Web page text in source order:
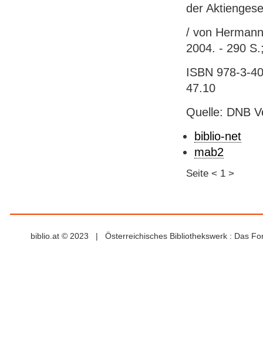
der
/ von
2004. - 290
ISBN 978-3-
47.10
Quelle: DNB
biblio-net
mab2
Seite < 1 >
biblio.at © 2023 | Österreichisches Bibliothekswerk : Das